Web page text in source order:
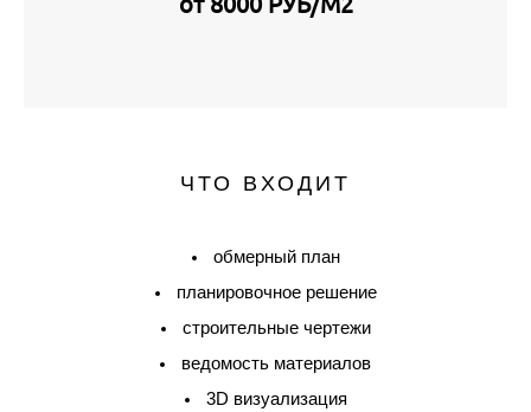
ЧТО ВХОДИТ
обмерный план
планировочное решение
строительные чертежи
ведомость материалов
3D визуализация